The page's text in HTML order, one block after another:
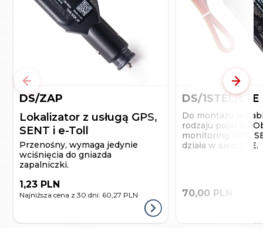
Poprzedni
DS/ZAP
Lokalizator z usługą GPS,
SENT i e-Toll
Przenośny, wymaga jedynie
wciśnięcia do gniazda
zapalniczki.
1,23 PLN
Najniższa cena z 30 dni: 60,27 PLN
DS/1STEL/LTE
Do montażu w
rodzaju pojazdu.
monitoring GPS,
działa w sieci LTE.
70,00 PLN